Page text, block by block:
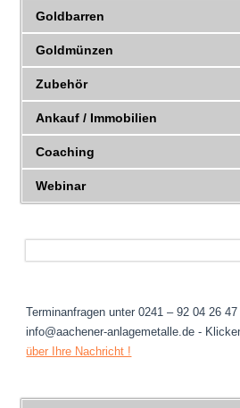
Goldbarren
Goldmünzen
Zubehör
Ankauf / Immobilien
Coaching
Webinar
Terminanfragen unter 0241 – 92 04 26
info@aachener-anlagemetalle.de -
über Ihre Nachricht !